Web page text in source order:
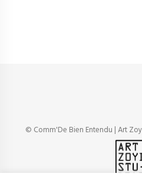
© Comm'De Bien Entendu | Art